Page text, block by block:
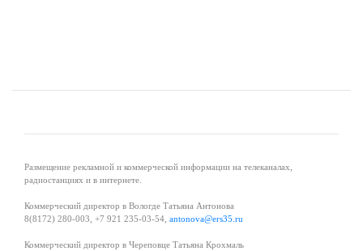
Размещение рекламной и коммерческой информации на телеканалах,
радиостанциях и в интернете.
Коммерческий директор в Вологде Татьяна Антонова
8(8172) 280-003, +7 921 235-03-54, antonova@ers35.ru
Коммерческий директор в Череповце Татьяна Крохмаль